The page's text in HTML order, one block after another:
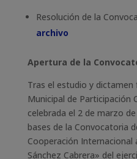
​Resolución de la
archivo
Apertura de la
Tras el estudio y dictamen
Municipal de Participación
celebrada el 2 de marzo
bases de la Convocatoria
Cooperación Internacional
Sánchez Cabrera» del